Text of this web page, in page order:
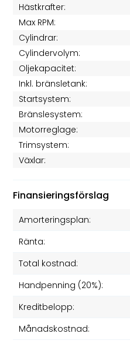
Hästkrafter:
Max RPM:
Cylindrar:
Cylindervolym:
Oljekapacitet:
Inkl. bränsletank:
Startsystem:
Bränslesystem:
Motorreglage:
Trimsystem:
Växlar:
Finansieringsförslag
Amorteringsplan:
Ränta:
Total kostnad:
Handpenning (20%):
Kreditbelopp:
Månadskostnad: